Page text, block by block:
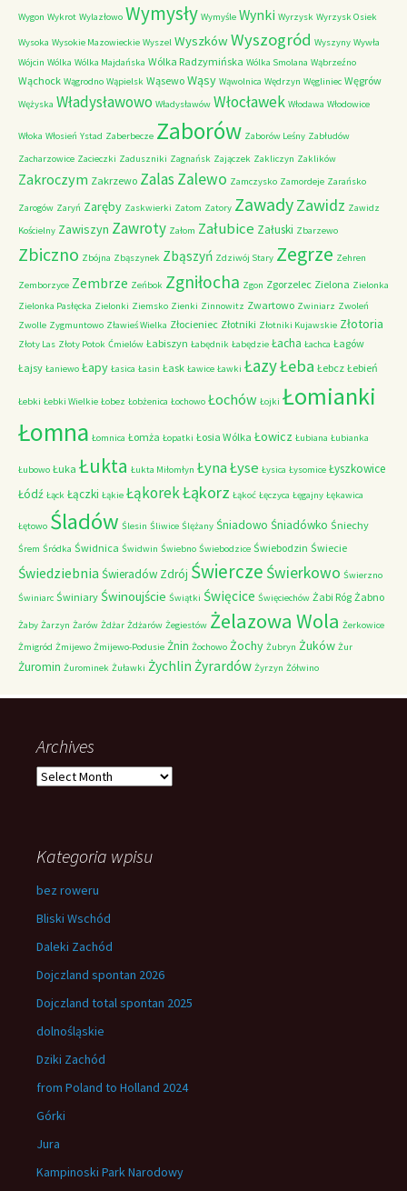
Wygon Wykrot Wylazłowo Wymysły Wymyśle Wynki Wyrzysk Wyrzysk Osiek
Wysoka Wysokie Mazowieckie Wyszel WyszkówWyszogród Wyszyny Wywła
Wójcin Wólka Wólka Majdańska Wólka Radzymińska Wólka Smolana Wąbrzeźno
Wąchock Wągrodno Wąpielsk Wąsewo Wąsy Wąwolnica Wędrzyn Węgliniec Węgrów
Wężyska Władysławowo Władysławów Włocławek Włodawa Włodowice
Włoka Włosień Ystad Zaberbecze Zaborów Zaborów Leśny Zabłudów
Zacharzowice Zacieczki Zaduszniki Zagnańsk Zajączek Zakliczyn Zaklików
Zakroczym Zakrzewo ZalasZalewo Zamczysko Zamordeje Zarańsko
Zarogów Zaryń Zaręby Zaskwierki Zatom Zatory ZawadyZawidz Zawidz
Kościelny Zawiszyn Zawroty Załom Załubice Załuski Zbarzewo
Zbiczno Zbójna Zbąszynek Zbąszyń Zdziwój Stary Zegrze Zehren
Zemborzyce Zembrze Zeńbok Zgniłocha Zgon Zgorzelec Zielona Zielonka
Zielonka Pasłęcka Zielonki Ziemsko Zienki Zinnowitz Zwartowo Zwiniarz Zwoleń
Zwolle Zygmuntowo Zławieś Wielka Złocieniec Złotniki Złotniki Kujawskie Złotoria
Złoty Las Złoty Potok Ćmielów Łabiszyn Łabędnik Łabędzie Łacha Łachca Łagów
Łajsy Łaniewo Łapy Łasica Łasin Łask Ławice Ławki ŁazyŁeba Łebcz Łebień
Łebki Łebki Wielkie Łobez Łobżenica Łochowo Łochów Łojki Łomianki
Łomna Łomnica Łomża Łopatki Łosia Wólka Łowicz Łubiana Łubianka
Łubowo Łuka Łukta Łukta Miłomłyn ŁynaŁyse Łysica Łysomice Łyszkowice
Łódź Łąck Łączki Łąkie ŁąkorekŁąkorz Łąkoć Łęczyca Łęgajny Łękawica
Łętowo Śladów Ślesin Śliwice Ślężany Śniadowo Śniadówko Śniechy
Śrem Śródka Świdnica Świdwin Świebno Świebodzice Świebodzin Świecie
Świedziebnia Świeradów Zdrój Świercze Świerkowo Świerzno
Świniarc Świniary Świnoujście Świątki Święcice Święciechów Żabi Róg Żabno
Żaby Żarzyn Żarów Żdżar Żdżarów Żegiestów Żelazowa Wola Żerkowice
Żmigród Żmijewo Żmijewo-Podusie Żnin Żochowo Żochy Żubryn Żuków Żur
Żuromin Żurominek Żuławki Żychlin Żyrardów Żyrzyn Żółwino
Archives
Archives
Kategoria wpisu
bez roweru
Bliski Wschód
Daleki Zachód
Dojczland spontan 2026
Dojczland total spontan 2025
dolnośląskie
Dziki Zachód
from Poland to Holland 2024
Górki
Jura
Kampinoski Park Narodowy